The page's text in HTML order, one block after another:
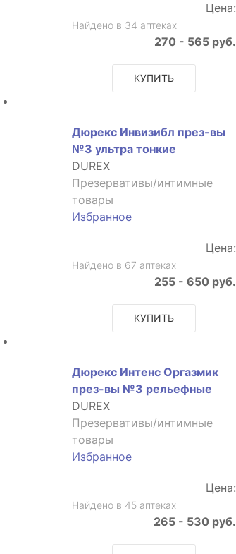
Цена:
Найдено в 34 аптеках
270 - 565 руб.
КУПИТЬ
Дюрекс Инвизибл през-вы
№3 ультра тонкие
DUREX
Презервативы/интимные
товары
Избранное
Цена:
Найдено в 67 аптеках
255 - 650 руб.
КУПИТЬ
Дюрекс Интенс Оргазмик
през-вы №3 рельефные
DUREX
Презервативы/интимные
товары
Избранное
Цена:
Найдено в 45 аптеках
265 - 530 руб.